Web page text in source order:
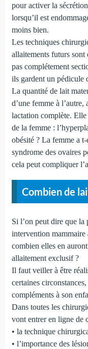
pour activer la
lorsqu’il est
moins bien.
Les techniques
allaitements futurs sont
pas complétement
ils gardent un pédicule
La quantité de lait
d’une femme à l’autre,
lactation complète. Elle
de la femme :
obésité ? La femme a
syndrome des ovaires
cela peut compliquer
Combien de
Si l’on peut dire que la
intervention mammaire
combien elles en
allaitement exclusif ?
Il faut veiller à être
certaines
compléments à son
Dans toutes les
vont entrer en ligne de
• la technique
• l’importance des